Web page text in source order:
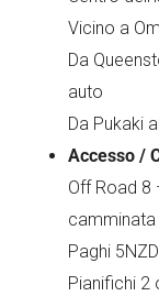
Vicino a
Da
auto
Da Pukaki
Accesso /
Off Road 8
camminata
Paghi
Pianifichi 2